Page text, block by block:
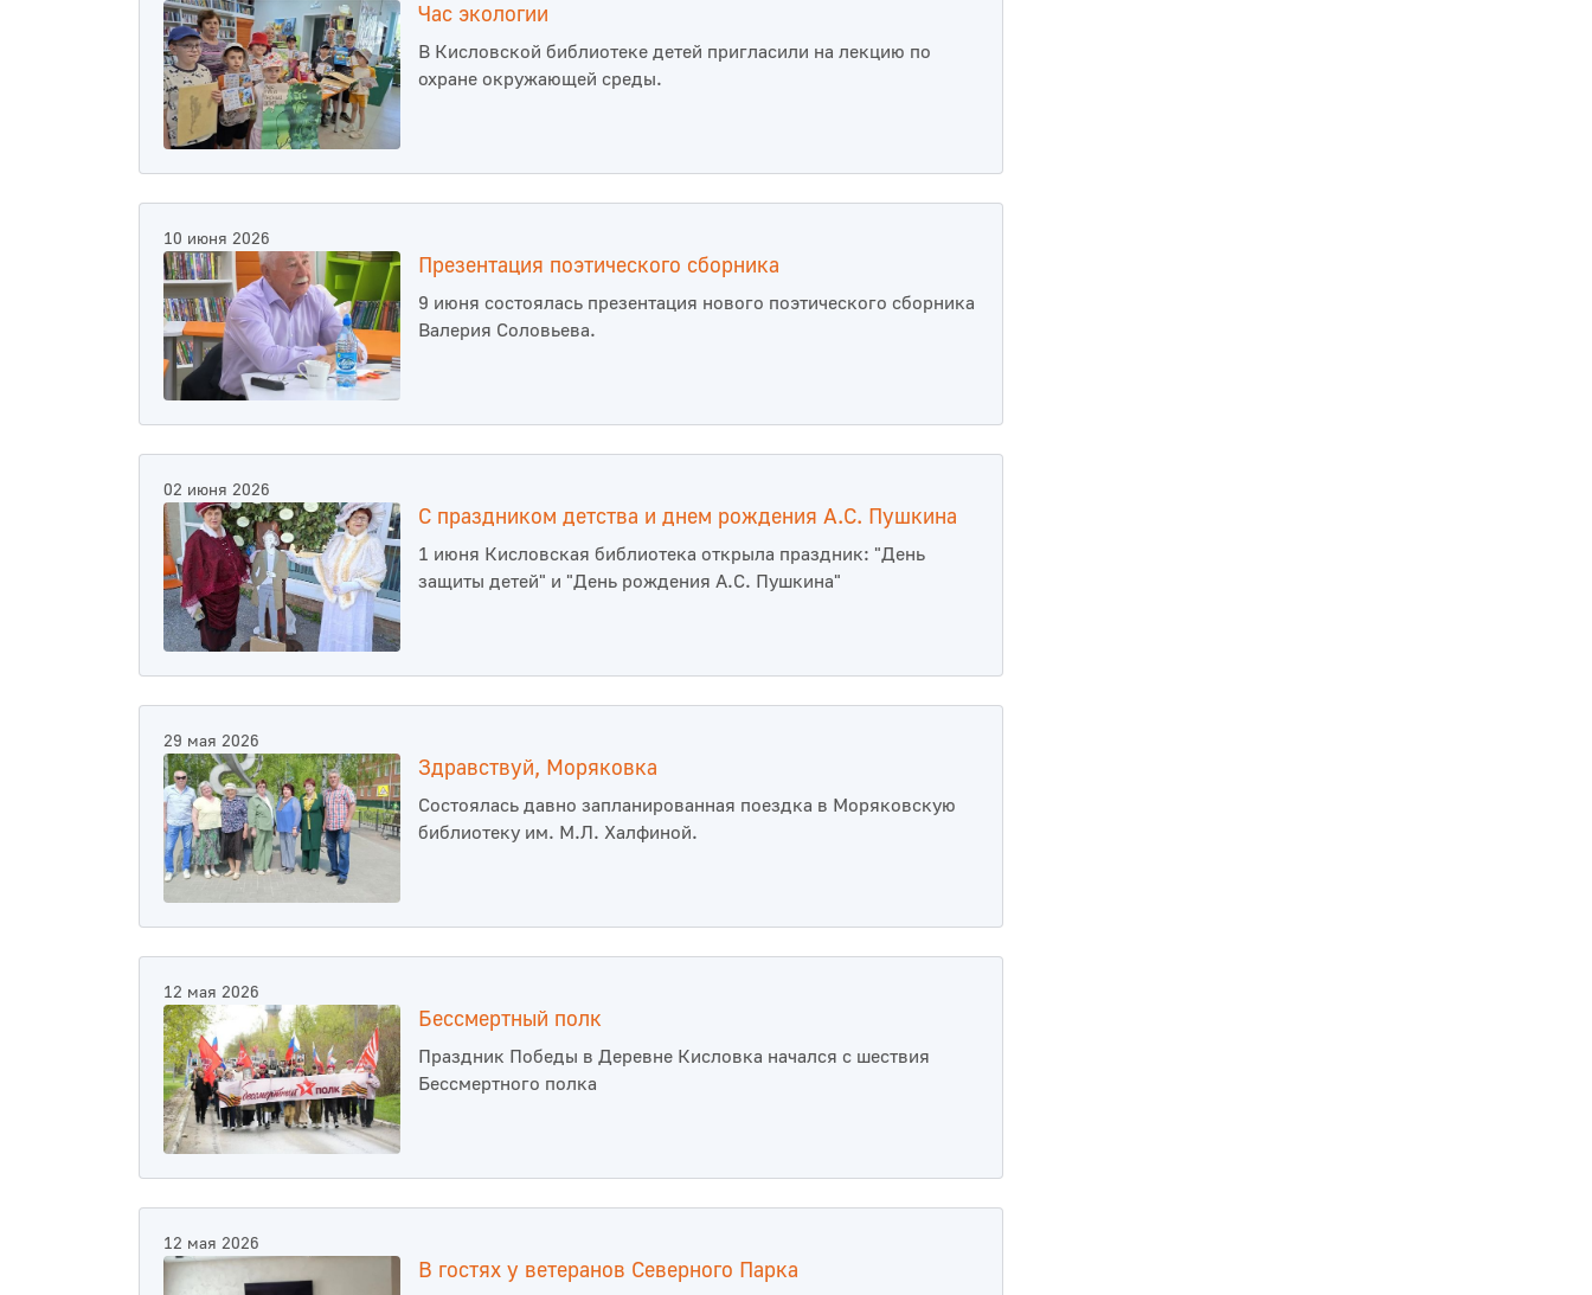
Час экологии
В Кисловской библиотеке детей пригласили на лекцию по
охране окружающей среды.
10 июня 2026
Презентация поэтического сборника
9 июня состоялась презентация нового поэтического сборника
Валерия Соловьева.
02 июня 2026
С праздником детства и днем рождения А.С. Пушкина
1 июня Кисловская библиотека открыла праздник: "День
защиты детей" и "День рождения А.С. Пушкина"
29 мая 2026
Здравствуй, Моряковка
Состоялась давно запланированная поездка в Моряковскую
библиотеку им. М.Л. Халфиной.
12 мая 2026
Бессмертный полк
Праздник Победы в Деревне Кисловка начался с шествия
Бессмертного полка
12 мая 2026
В гостях у ветеранов Северного Парка